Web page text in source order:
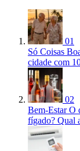
01
Só Coisas
cidade com
02
Bem-Estar O
fígado? Qual